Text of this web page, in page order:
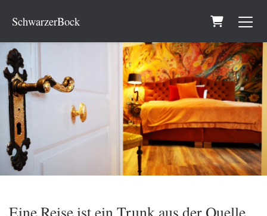
Warenkorb
Eine Reise ist ein Trunk aus der Quelle